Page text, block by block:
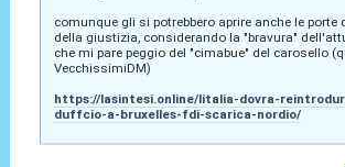
comunque gli si potrebbero aprire anche le porte
della giustizia, considerando la "bravura"
che mi pare peggio del "cimabue" del carosello
VecchissimiDM)
https://lasintesi.online/litalia-dovra-
duffcio-a-bruxelles-fdi-scarica-nordio/